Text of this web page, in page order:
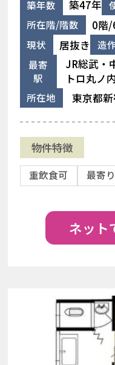
築年数 築47年
所在階/階数 0階/
現状 居抜き 造
最寄
駅
JR総武・
トロ丸ノ
所在地 東京都
物件特徴
重飲食可 最寄
ネット